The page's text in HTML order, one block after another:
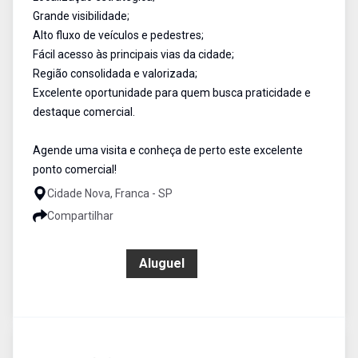
Grande visibilidade;
Alto fluxo de veículos e pedestres;
Fácil acesso às principais vias da cidade;
Região consolidada e valorizada;
Excelente oportunidade para quem busca praticidade e
destaque comercial.
Agende uma visita e conheça de perto este excelente
ponto comercial!
Cidade Nova, Franca - SP
Compartilhar
Aluguel